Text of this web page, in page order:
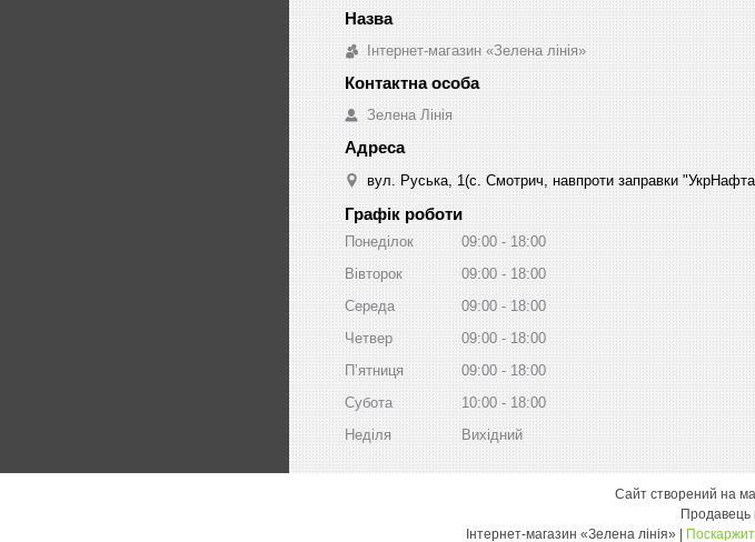
Інтернет-магазин «Зелена лінія»
Зелена Лінія
вул. Руська, 1(с. Смотрич, навпроти заправки
Графік роботи
Понеділок 09:00
18:00
Вівторок
09:00
18:00
Середа
09:00
18:00
Четвер
09:00
18:00
Пʼятниця
09:00
18:00
Субота
10:00
18:00
Неділя
Вихідний
Сайт створений на
Продавець